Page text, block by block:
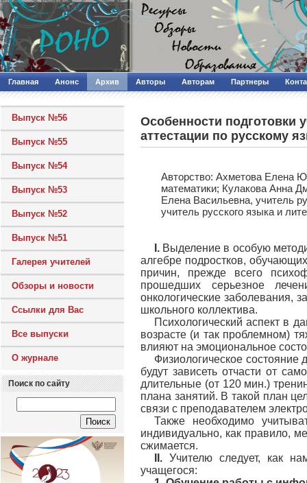
Главная Анонс Архив Авторы Авторам Партнеры
Выпуск №56
Выпуск №55
Выпуск №54
Выпуск №53
Выпуск №52
Выпуск №51
Галерея учителей
Обзоры и новости
Ссылки для Вас
Все выпуски
О журнале
Поиск по сайту
Особенности подготовки
аттестации по русскому
Авторcтво: Ахметова Елена
математики; Кулакова Анна
Елена Васильевна, учитель
учитель русского языка и
I. Выделение в особую
алгебре подростков,
причин, прежде всего
прошедших серьезное
онкологические заболевания,
школьного коллектива.
Психологический аспект в
возрасте (и так проблемном)
влияют на эмоциональное
Физиологическое
будут зависеть отчасти от
длительные (от 120 мин.)
плана занятий. В такой план
связи с преподавателем
Также необходимо
индивидуально, как правило,
сжимается.
II. Учителю следует, как
учащегося: